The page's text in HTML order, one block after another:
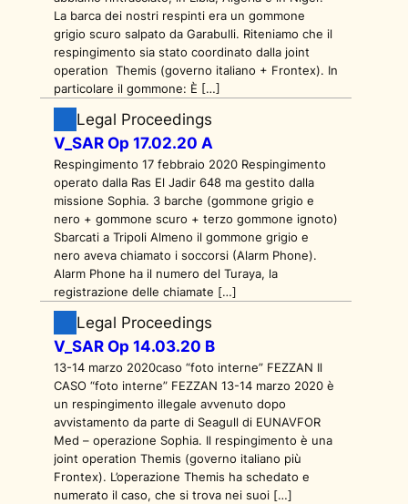
La barca dei nostri respinti era un gommone
grigio scuro salpato da Garabulli. Riteniamo che il
respingimento sia stato coordinato dalla joint
operation Themis (governo italiano + Frontex). In
particolare il gommone: È […]
Legal Proceedings
V_SAR Op 17.02.20 A
Respingimento 17 febbraio 2020 Respingimento
operato dalla Ras El Jadir 648 ma gestito dalla
missione Sophia. 3 barche (gommone grigio e
nero + gommone scuro + terzo gommone ignoto)
Sbarcati a Tripoli Almeno il gommone grigio e
nero aveva chiamato i soccorsi (Alarm Phone).
Alarm Phone ha il numero del Turaya, la
registrazione delle chiamate […]
Legal Proceedings
V_SAR Op 14.03.20 B
13-14 marzo 2020caso “foto interne” FEZZAN Il
CASO “foto interne” FEZZAN 13-14 marzo 2020 è
un respingimento illegale avvenuto dopo
avvistamento da parte di Seagull di EUNAVFOR
Med – operazione Sophia. Il respingimento è una
joint operation Themis (governo italiano più
Frontex). L’operazione Themis ha schedato e
numerato il caso, che si trova nei suoi […]